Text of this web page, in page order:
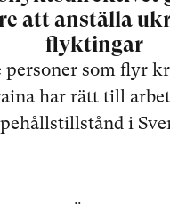
att anställa
flyktingar
personer som flyr
har rätt till
i